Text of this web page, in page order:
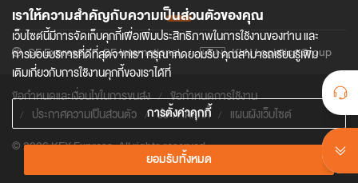
SF Express SF International KLN Logistics Group
ข้อกำหนดและเงื่อนไขในการขนส่ง
ข้อกําหนดการใช้งาน
ประกาศความเป็นส่วนตัว
ประกาศคุกกี้
แผนผังเว็บไซต์
© 2026 KEX Express. All rights reserved.
เราให้ความสำคัญกับความเป็นส่วนตัวของคุณ
เว็บไซต์นี้มีการจัดเก็บคุกกี้เพื่อเพิ่มประสิทธิภาพในการใช้งานของท่าน และ
การมอบบริการที่ดีที่สุดจากเรา กรุณากดยอมรับ คุณสามารถเรียนรู้เพิ่ม
เติมเกี่ยวกับการใช้งานคุกกี้ของเราได้ที่
การตั้งค่าคุกกี้
ยอมรับทั้งหมด